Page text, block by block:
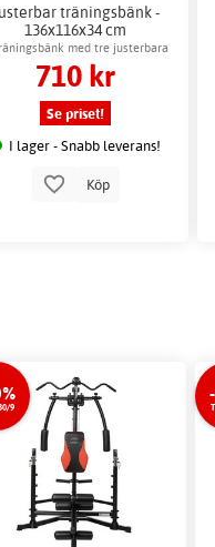
träningsbänk -
136x116x34 cm
med tre justerbara
delar
710 kr
Se priset!
I lager - Snabb leverans!
Köp
9